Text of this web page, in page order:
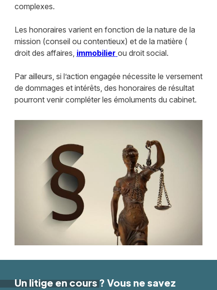
complexes.
Les honoraires varient en fonction de la nature de la
mission (conseil ou contentieux) et de la matière (
droit des affaires, immobilier ou droit social.
Par ailleurs, si l’action engagée nécessite le versement
de dommages et intérêts, des honoraires de résultat
pourront venir compléter les émoluments du cabinet.
Un litigeen cours? Vous ne savez